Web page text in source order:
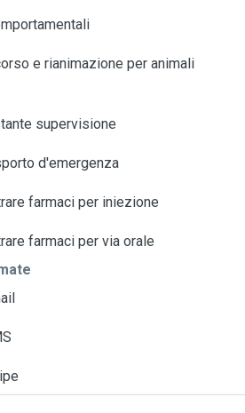
e rianimazione per animali
supervisione
d'emergenza
farmaci per iniezione
farmaci per via orale